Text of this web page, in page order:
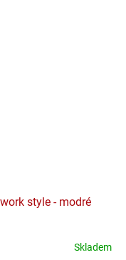
style - modré
Skladem